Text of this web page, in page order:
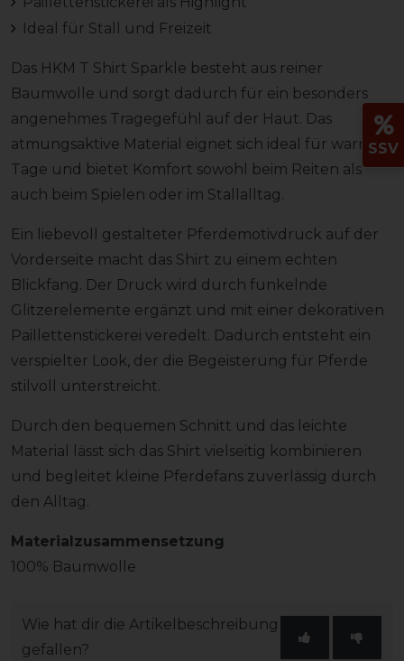
Ideal für Stall und Freizeit
Das HKM T Shirt Sparkle besteht aus reiner
Baumwolle und sorgt dadurch für ein besonders
angenehmes Tragegefühl auf der Haut. Das
atmungsaktive Material eignet sich ideal für warme
Tage und bietet Komfort sowohl beim Reiten als
auch beim Spielen oder im Stallalltag.
Ein liebevoll gestalteter Pferdemotivdruck auf der
Vorderseite macht das Shirt zu einem echten
Blickfang. Der Druck wird durch funkelnde
Glitzerelemente ergänzt und mit einer dekorativen
Paillettenstickerei veredelt. Dadurch entsteht ein
verspielter Look, der die Begeisterung für Pferde
stilvoll unterstreicht.
Durch den bequemen Schnitt und das leichte
Material lässt sich das Shirt vielseitig kombinieren
und begleitet kleine Pferdefans zuverlässig durch
den Alltag.
Materialzusammensetzung
100% Baumwolle
Wie hat dir die Artikelbeschreibung
gefallen?
SSV